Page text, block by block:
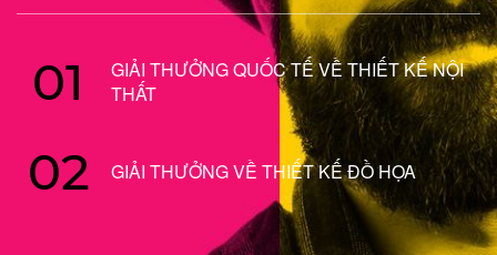
01
GIẢI THƯỞNG QUỐC TẾ VỀ THIẾT KẾ NỘI
THẤT
02 GIẢI THƯỞNG VỀ THIẾT KẾ ĐỒ HỌA